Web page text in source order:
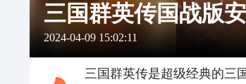
三国群英传国战版
2024-04-09 15:02:11
三国群英传是超级经典的三